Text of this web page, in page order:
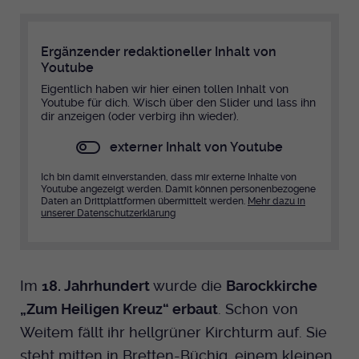
Ergänzender redaktioneller Inhalt von
Youtube
Eigentlich haben wir hier einen tollen Inhalt von
Youtube für dich. Wisch über den Slider und lass ihn
dir anzeigen (oder verbirg ihn wieder).
externer Inhalt von Youtube
Ich bin damit einverstanden, dass mir externe Inhalte von
Youtube angezeigt werden. Damit können personenbezogene
Daten an Drittplattformen übermittelt werden. Mehr dazu in
unserer Datenschutzerklärung
Im 18. Jahrhundertwurde die Barockkirche
„Zum Heiligen Kreuz“ erbaut . Schon von
Weitem fällt ihr hellgrüner Kirchturm auf. Sie
steht mitten in Bretten-Büchig, einem kleinen
Backend eingelogged ist und die Seite
Name fe_typo_user
Anbieter EKHN
Laufzeit Ende der Sitzung
bearbeiten darf.
Name PHPSESSID
Anbieter
Laufzeit 13 Monate
Einzigartige Besucher ID.
Name _pk_ses.424
Zweck
Zur Speicherung kurzfristiger
Marketing
Reichweiten Analyse
Laufzeit 3 Monate
Youtube
Instagram
Twitter